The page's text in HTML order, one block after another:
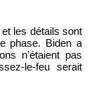
les détails sont
phase. Biden a
n’étaient pas
le-feu serait